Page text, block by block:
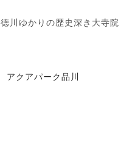
徳川ゆかりの歴史深き大寺院
アクアパーク品川